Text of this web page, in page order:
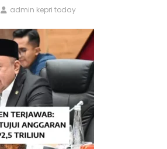
admin kepri today